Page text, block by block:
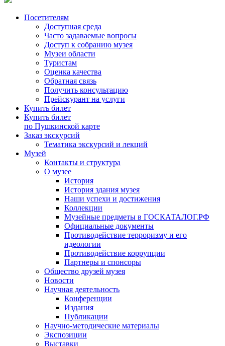
Посетителям
Доступная среда
Часто задаваемые вопросы
Доступ к собранию музея
Музеи области
Туристам
Оценка качества
Обратная связь
Получить консультацию
Прейскурант на услуги
Купить билет
Купить билет
по Пушкинской карте
Заказ экскурсий
Тематика экскурсий и лекций
Музей
Контакты и структура
О музее
История
История здания музея
Наши успехи и достижения
Коллекции
Музейные предметы в ГОСКАТАЛОГ.РФ
Официальные документы
Противодействие терроризму и его
идеологии
Противодействие коррупции
Партнеры и спонсоры
Общество друзей музея
Новости
Научная деятельность
Конференции
Издания
Публикации
Научно-методические материалы
Экспозиции
Выставки